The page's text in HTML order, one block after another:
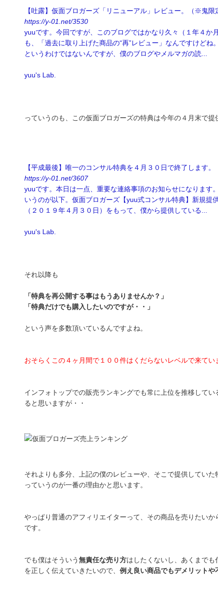
【吐露】仮面ブロガーズ「リニューアル」レビュー。（※鬼限
https://y-01.net/3530
yuuです。今回ですが、このブログではかなり久々（１年４か
も、「過去に取り上げた商品の“再”レビュー」なんですけど
というわけではないんですが、僕のブログやメルマガの読...
yuu's Lab.
っていうのも、この仮面ブロガーズの特典は今年の４月末で
【平成最後】唯一のコンサル特典を４月３０日で終了します。
https://y-01.net/3607
yuuです。本日は一点、重要な連絡事項のお知らせになります
いうのが以下。仮面ブロガーズ【yuu式コンサル特典】新規提
（２０１９年４月３０日）をもって、僕から提供している...
yuu's Lab.
それ以降も
「特典を再公開する事はもうありませんか？」
「特典だけでも購入したいのですが・・」
という声を多数頂いているんですよね。
おそらくこの４ヶ月間で１００件はくだらないレベルで来てい
インフォトップでの販売ランキングでも常に上位を推移して
ると思いますが・・
それよりも多分、上記の僕のレビューや、そこで提供してい
っていうのが一番の理由かと思います。
やっぱり普通のアフィリエイターって、その商品を売りたい
です。
でも僕はそういう無責任な売り方はしたくないし、あくまで
を正しく伝えていきたいので、 例え良い商品でもデメリット